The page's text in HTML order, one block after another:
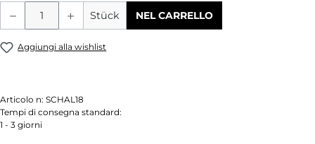
Quantità del prodotto: inserisci la
Stück NEL CARRELLO
Aggiungi alla wishlist
Articolo n: SCHAL18
Tempi di consegna standard:
1 - 3 giorni